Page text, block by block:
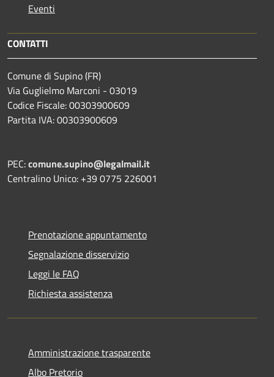
Eventi
CONTATTI
Comune di Supino (FR)
Via Guglielmo Marconi - 03019
Codice Fiscale: 00303900609
Partita IVA: 00303900609
PEC:comune.supino@legalmail.it
Centralino Unico: +39 0775 226001
Prenotazione appuntamento
Segnalazione disservizio
Leggi le FAQ
Richiesta assistenza
Amministrazione trasparente
Albo Pretorio